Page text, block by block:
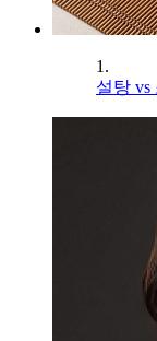
1.
설탕 vs